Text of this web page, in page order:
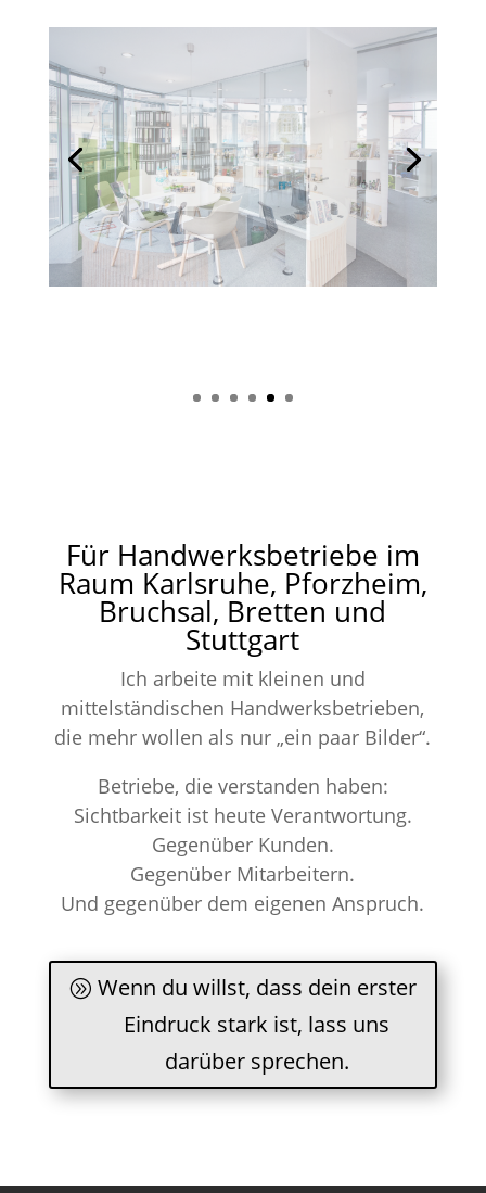
Für Handwerksbetriebe im
Raum Karlsruhe, Pforzheim,
Bruchsal, Bretten und
Stuttgart
Ich arbeite mit kleinen und
mittelständischen Handwerksbetrieben,
die mehr wollen als nur „ein paar Bilder“.
Betriebe, die verstanden haben:
Sichtbarkeit ist heute Verantwortung.
Gegenüber Kunden.
Gegenüber Mitarbeitern.
Und gegenüber dem eigenen Anspruch.
Wenn du willst, dass dein erster
Eindruck stark ist, lass uns
darüber sprechen.